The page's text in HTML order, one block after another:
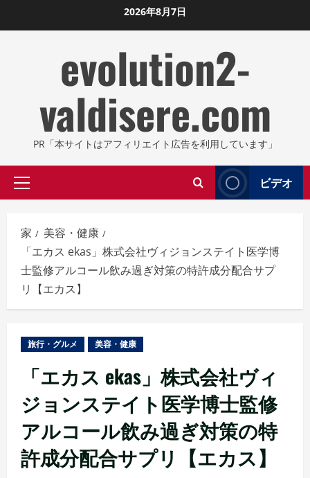
ン
2026年8月7日
evolution2-
valdisere.com
PR「本サイトはアフィリエイト広告を利用しています」
プ
イ
マ
メ
ニ
ュ
ビデオ
家
美容・健康
「エカス ekas」株式会社ヴィジョンステイト医学博
士監修アルコール飲み過ぎ対策の特許成分配合サプ
リ【エカス】
旅行・グルメ 美容・健康
「エカス ekas」株式会社ヴィ
ジョンステイト医学博士監修
アルコール飲み過ぎ対策の特
許成分配合サプリ【エカス】